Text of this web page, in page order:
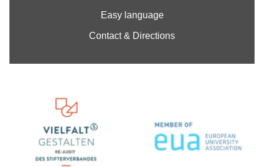
Easy language
Contact & Directions